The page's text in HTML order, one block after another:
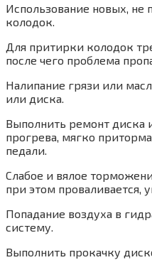
Использование новых, не
колодок.
Для притирки колодок
после чего проблема
Налипание грязи или
или диска.
Выполнить ремонт диска
прогрева, мягко
педали.
Слабое и вялое
при этом проваливается,
Попадание воздуха в
систему.
Выполнить прокачку